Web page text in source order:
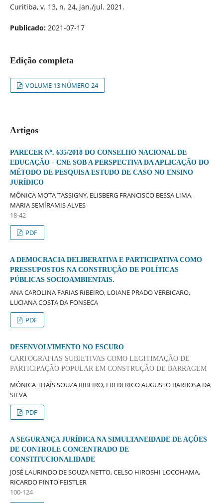
Curitiba, v. 13, n. 24, jan./jul. 2021.
Publicado: 2021-07-17
Edição completa
VOLUME 13 NÚMERO 24
Artigos
PARECER Nº. 635/2018 DO CONSELHO NACIONAL DE
EDUCAÇÃO - CNE SOB A PERSPECTIVA DA APLICAÇÃO DO
MÉTODO DE PESQUISA ESTUDO DE CASO NO ENSINO
JURÍDICO
MÔNICA MOTA TASSIGNY, ELISBERG FRANCISCO BESSA LIMA,
MARIA SEMÍRAMIS ALVES
18-42
PDF
A DEMOCRACIA DELIBERATIVA E PARTICIPATIVA COMO
PRESSUPOSTOS NA CONSTRUÇÃO DE POLÍTICAS
PÚBLICAS SOCIOAMBIENTAIS.
ANA CAROLINA FARIAS RIBEIRO, LOIANE PRADO VERBICARO,
LUCIANA COSTA DA FONSECA
PDF
DESENVOLVIMENTO NO ESCURO
CARTOGRAFIAS SUBJETIVAS COMO LEGITIMAÇÃO DE
PARTICIPAÇÃO POPULAR EM CONSTRUÇÃO DE BARRAGEM
MÔNICA THAÍS SOUZA RIBEIRO, FREDERICO AUGUSTO BARBOSA DA
SILVA
PDF
A SEGURANÇA JURÍDICA NA SIMULTANEIDADE DE AÇÕES
DE CONTROLE CONCENTRADO DE
CONSTITUCIONALIDADE
JOSÉ LAURINDO DE SOUZA NETTO, CELSO HIROSHI LOCOHAMA,
RICARDO PINTO FEISTLER
100-124